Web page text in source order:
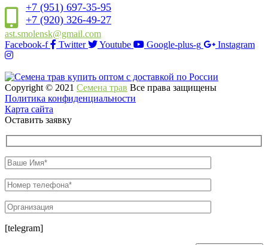
+7 (951) 697-35-95
+7 (920) 326-49-27
ast.smolensk@gmail.com
Facebook-f
Twitter Youtube Google-plus-g Instagram
Copyright © 2021 Семена трав Все права защищены
Политика конфиденциальности
Карта сайта
Оставить заявку
[telegram]